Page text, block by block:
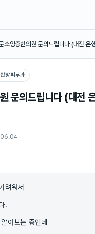
소양증한의원 문의드립니다 (대전
한방피부과
문의드립니다 (대전
려워서
.
아보는 중인데